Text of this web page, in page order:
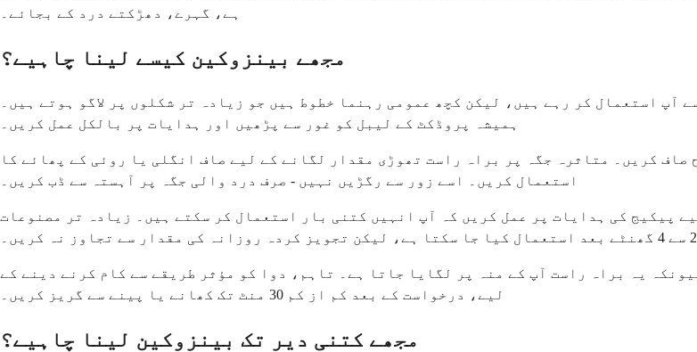
ہے، گہرے، دھڑکتے درد کے بجائے۔
مجھے بینزوکین کیسے لینا چاہیے؟
استعمال کر رہے ہیں، لیکن کچھ عمومی رہنما خطوط ہیں جو زیادہ تر شکلوں پر لاگو ہوتے ہیں۔
ہمیشہ پروڈکٹ کے لیبل کو غور سے پڑھیں اور ہدایات پر بالکل عمل کریں۔
کریں۔ متاثرہ جگہ پر براہ راست تھوڑی مقدار لگانے کے لیے صاف انگلی یا روئی کے پھائے کا
استعمال کریں۔ اسے زور سے رگڑیں نہیں - صرف درد والی جگہ پر آہستہ سے ڈب کریں۔
پیکیج کی ہدایات پر عمل کریں کہ آپ انہیں کتنی بار استعمال کر سکتے ہیں۔ زیادہ تر مصنوعات
یہ براہ راست آپ کے منہ پر لگایا جاتا ہے۔ تاہم، دوا کو مؤثر طریقے سے کام کرنے دینے کے
لیے، درخواست کے بعد کم از کم 30 منٹ تک کھانے یا پینے سے گریز کریں۔
مجھے کتنی دیر تک بینزوکین لینا چاہیے؟